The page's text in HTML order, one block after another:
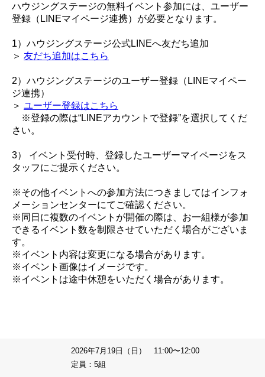
ハウジングステージの無料イベント参加には、ユーザー
登録（LINEマイページ連携）が必要となります。
1）ハウジングステージ公式LINEへ友だち追加
＞ 友だち追加はこちら
2）ハウジングステージのユーザー登録（LINEマイペー
ジ連携）
＞ ユーザー登録はこちら
※登録の際は“LINEアカウントで登録”を選択してくだ
さい。
3） イベント受付時、登録したユーザーマイページをス
タッフにご提示ください。
※その他イベントへの参加方法につきましてはインフォ
メーションセンターにてご確認ください。
※同日に複数のイベントが開催の際は、お一組様が参加
できるイベント数を制限させていただく場合がございま
す。
※イベント内容は変更になる場合があります。
※イベント画像はイメージです。
※イベントは途中休憩をいただく場合があります。
2026年7月19日（日） 11:00〜12:00
定員：5組